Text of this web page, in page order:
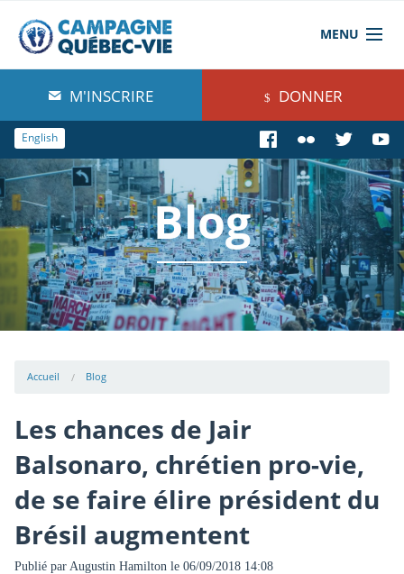
MENU
À propos de nous
Blog
Comprendre
Agir
Boutique
M'INSCRIRE DONNER
English
Blog
Accueil Blog
Les chances de Jair
Balsonaro, chrétien pro-vie,
de se faire élire président du
Brésil augmentent
Publié par Augustin Hamilton le 06/09/2018 14:08